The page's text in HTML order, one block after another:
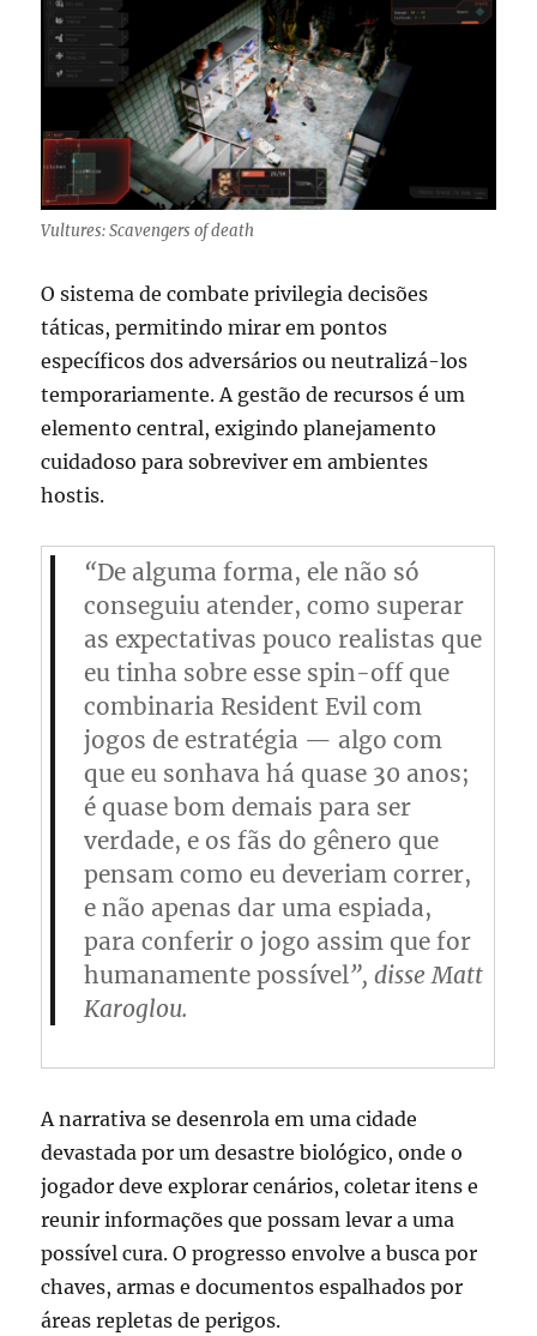
Vultures: Scavengers of death
O sistema de combate privilegia decisões
táticas, permitindo mirar em pontos
específicos dos adversários ou neutralizá-los
temporariamente. A gestão de recursos é um
elemento central, exigindo planejamento
cuidadoso para sobreviver em ambientes
hostis.
“De alguma forma, ele não só
conseguiu atender, como superar
as expectativas pouco realistas que
eu tinha sobre esse spin-off que
combinaria Resident Evil com
jogos de estratégia — algo com
que eu sonhava há quase 30 anos;
é quase bom demais para ser
verdade, e os fãs do gênero que
pensam como eu deveriam correr,
e não apenas dar uma espiada,
para conferir o jogo assim que for
humanamente possível”, disse Matt
Karoglou.
A narrativa se desenrola em uma cidade
devastada por um desastre biológico, onde o
jogador deve explorar cenários, coletar itens e
reunir informações que possam levar a uma
possível cura. O progresso envolve a busca por
chaves, armas e documentos espalhados por
áreas repletas de perigos.